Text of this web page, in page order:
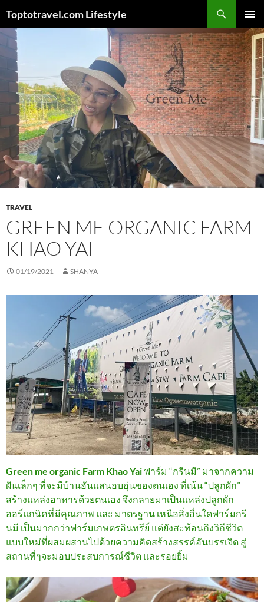
content
Toptotravel.com Lifestyle
MENU
TRAVEL
GREEN ME ORGANIC FARM
KHAO YAI
01/19/2021 SHANYA
Green me organic Farm Khao Yai ฟาร์ม “กรีนมี” มาจากความ
ฝันเล็กๆ ที่จะมีบ้านอันแสนอบอุ่นของตนเอง ที่เน้น “ปลูกผัก”
สร้างแหล่งอาหารด้วยตนเอง จึงกลายมาเป็นแหล่งปลูกผัก
ออร์แกนิคที่มีคุณภาพ และ มาตรฐาน เหนือสิ่งอื่นใดฟาร์มกรี
นมี เป็นมากกว่าฟาร์มเกษตรอินทรีย์ แต่ยังสะท้อนถึงวิถีชีวิต
แบบใหม่ที่ผสมผสานไปด้วยความคิดสร้างสรรค์อันบรรเจิด สู่
สถานที่ๆจะมอบประสบการณ์ชีวิต และรอยยิ้ม